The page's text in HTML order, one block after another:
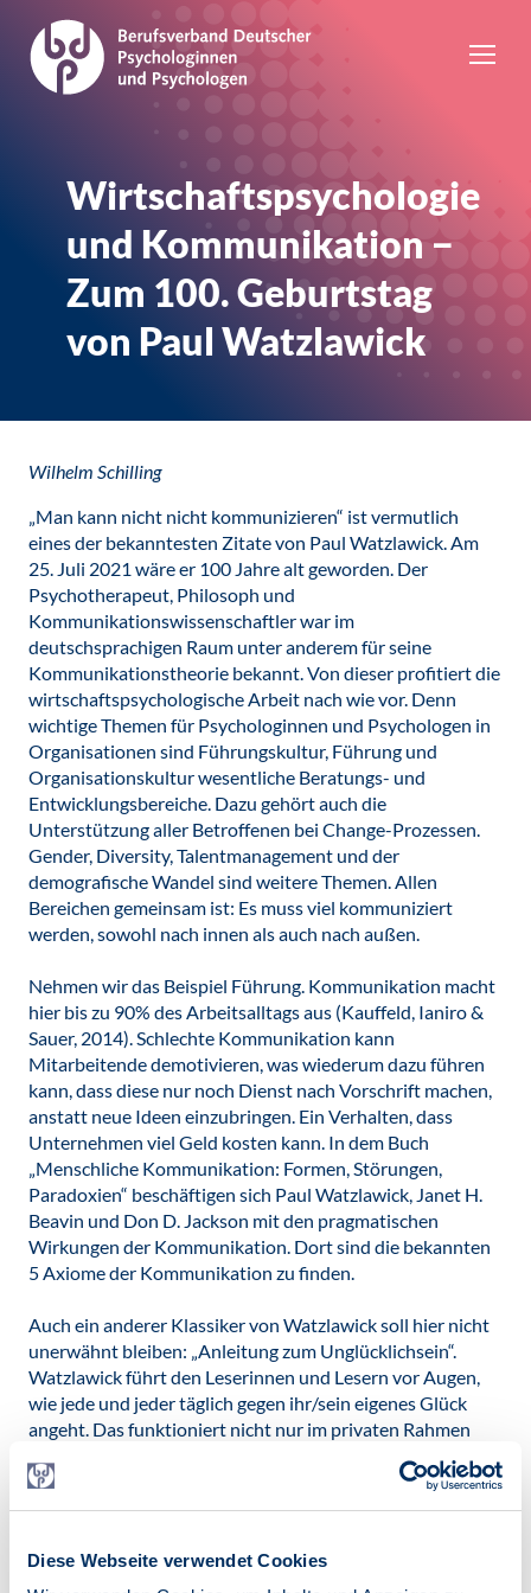
Diese Webseite verwendet Cookies
Wirtschaftspsychologie
und Kommunikation −
Zum 100. Geburtstag
von Paul Watzlawick
Wilhelm Schilling
„Man kann nicht nicht kommunizieren“ ist vermutlich
eines der bekanntesten Zitate von Paul Watzlawick. Am
25. Juli 2021 wäre er 100 Jahre alt geworden. Der
Psychotherapeut, Philosoph und
Kommunikationswissenschaftler war im
deutschsprachigen Raum unter anderem für seine
Kommunikationstheorie bekannt. Von dieser profitiert die
wirtschaftspsychologische Arbeit nach wie vor. Denn
wichtige Themen für Psychologinnen und Psychologen in
Organisationen sind Führungskultur, Führung und
Organisationskultur wesentliche Beratungs- und
Entwicklungsbereiche. Dazu gehört auch die
Unterstützung aller Betroffenen bei Change-Prozessen.
Gender, Diversity, Talentmanagement und der
demografische Wandel sind weitere Themen. Allen
Bereichen gemeinsam ist: Es muss viel kommuniziert
werden, sowohl nach innen als auch nach außen.
Nehmen wir das Beispiel Führung. Kommunikation macht
hier bis zu 90% des Arbeitsalltags aus (Kauffeld, Ianiro &
Sauer, 2014). Schlechte Kommunikation kann
Mitarbeitende demotivieren, was wiederum dazu führen
kann, dass diese nur noch Dienst nach Vorschrift machen,
anstatt neue Ideen einzubringen. Ein Verhalten, dass
Unternehmen viel Geld kosten kann. In dem Buch
„Menschliche Kommunikation: Formen, Störungen,
Paradoxien“ beschäftigen sich Paul Watzlawick, Janet H.
Beavin und Don D. Jackson mit den pragmatischen
Wirkungen der Kommunikation. Dort sind die bekannten
5 Axiome der Kommunikation zu finden.
Auch ein anderer Klassiker von Watzlawick soll hier nicht
unerwähnt bleiben: „Anleitung zum Unglücklichsein“.
Watzlawick führt den Leserinnen und Lesern vor Augen,
wie jede und jeder täglich gegen ihr/sein eigenes Glück
angeht. Das funktioniert nicht nur im privaten Rahmen
hervorragend, sondern natürlich auch im beruflichen
Kontext. In der Geschichte vom Hammer beschreibt
Watzlawick einen Menschen, der sich von seinem
zum Nachbarn malt er sich jedoch viele Gründe aus,
warum der Nachbar ihm den Hammer nicht ausleihen